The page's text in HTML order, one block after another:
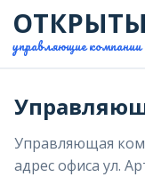
управляющие
Управляющая
адрес офиса ул.